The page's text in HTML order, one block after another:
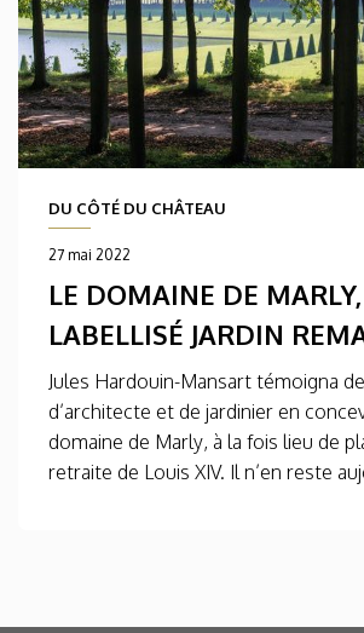
DU CÔTÉ DU CHÂTEAU
27 mai 2022
LE DOMAINE DE MARLY,
LABELLISÉ JARDIN
Jules Hardouin-Mansart témoigna
d’architecte et de jardinier en
domaine de Marly, à la fois lieu de
retraite de Louis XIV. Il n’en reste